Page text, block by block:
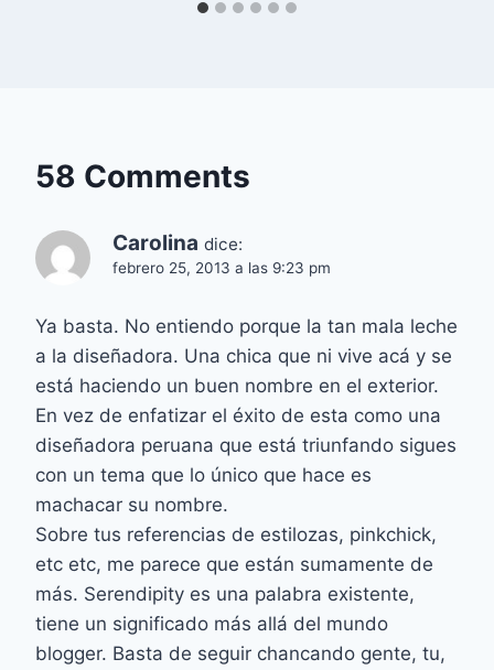
58 Comments
Carolina dice:
febrero 25, 2013 a las 9:23 pm
Ya basta. No entiendo porque la tan mala leche
a la diseñadora. Una chica que ni vive acá y se
está haciendo un buen nombre en el exterior.
En vez de enfatizar el éxito de esta como una
diseñadora peruana que está triunfando sigues
con un tema que lo único que hace es
machacar su nombre.
Sobre tus referencias de estilozas, pinkchick,
etc etc, me parece que están sumamente de
más. Serendipity es una palabra existente,
tiene un significado más allá del mundo
blogger. Basta de seguir chancando gente, tu,